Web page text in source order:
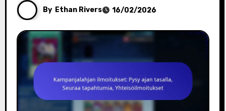
By Ethan Rivers 16/02/2026